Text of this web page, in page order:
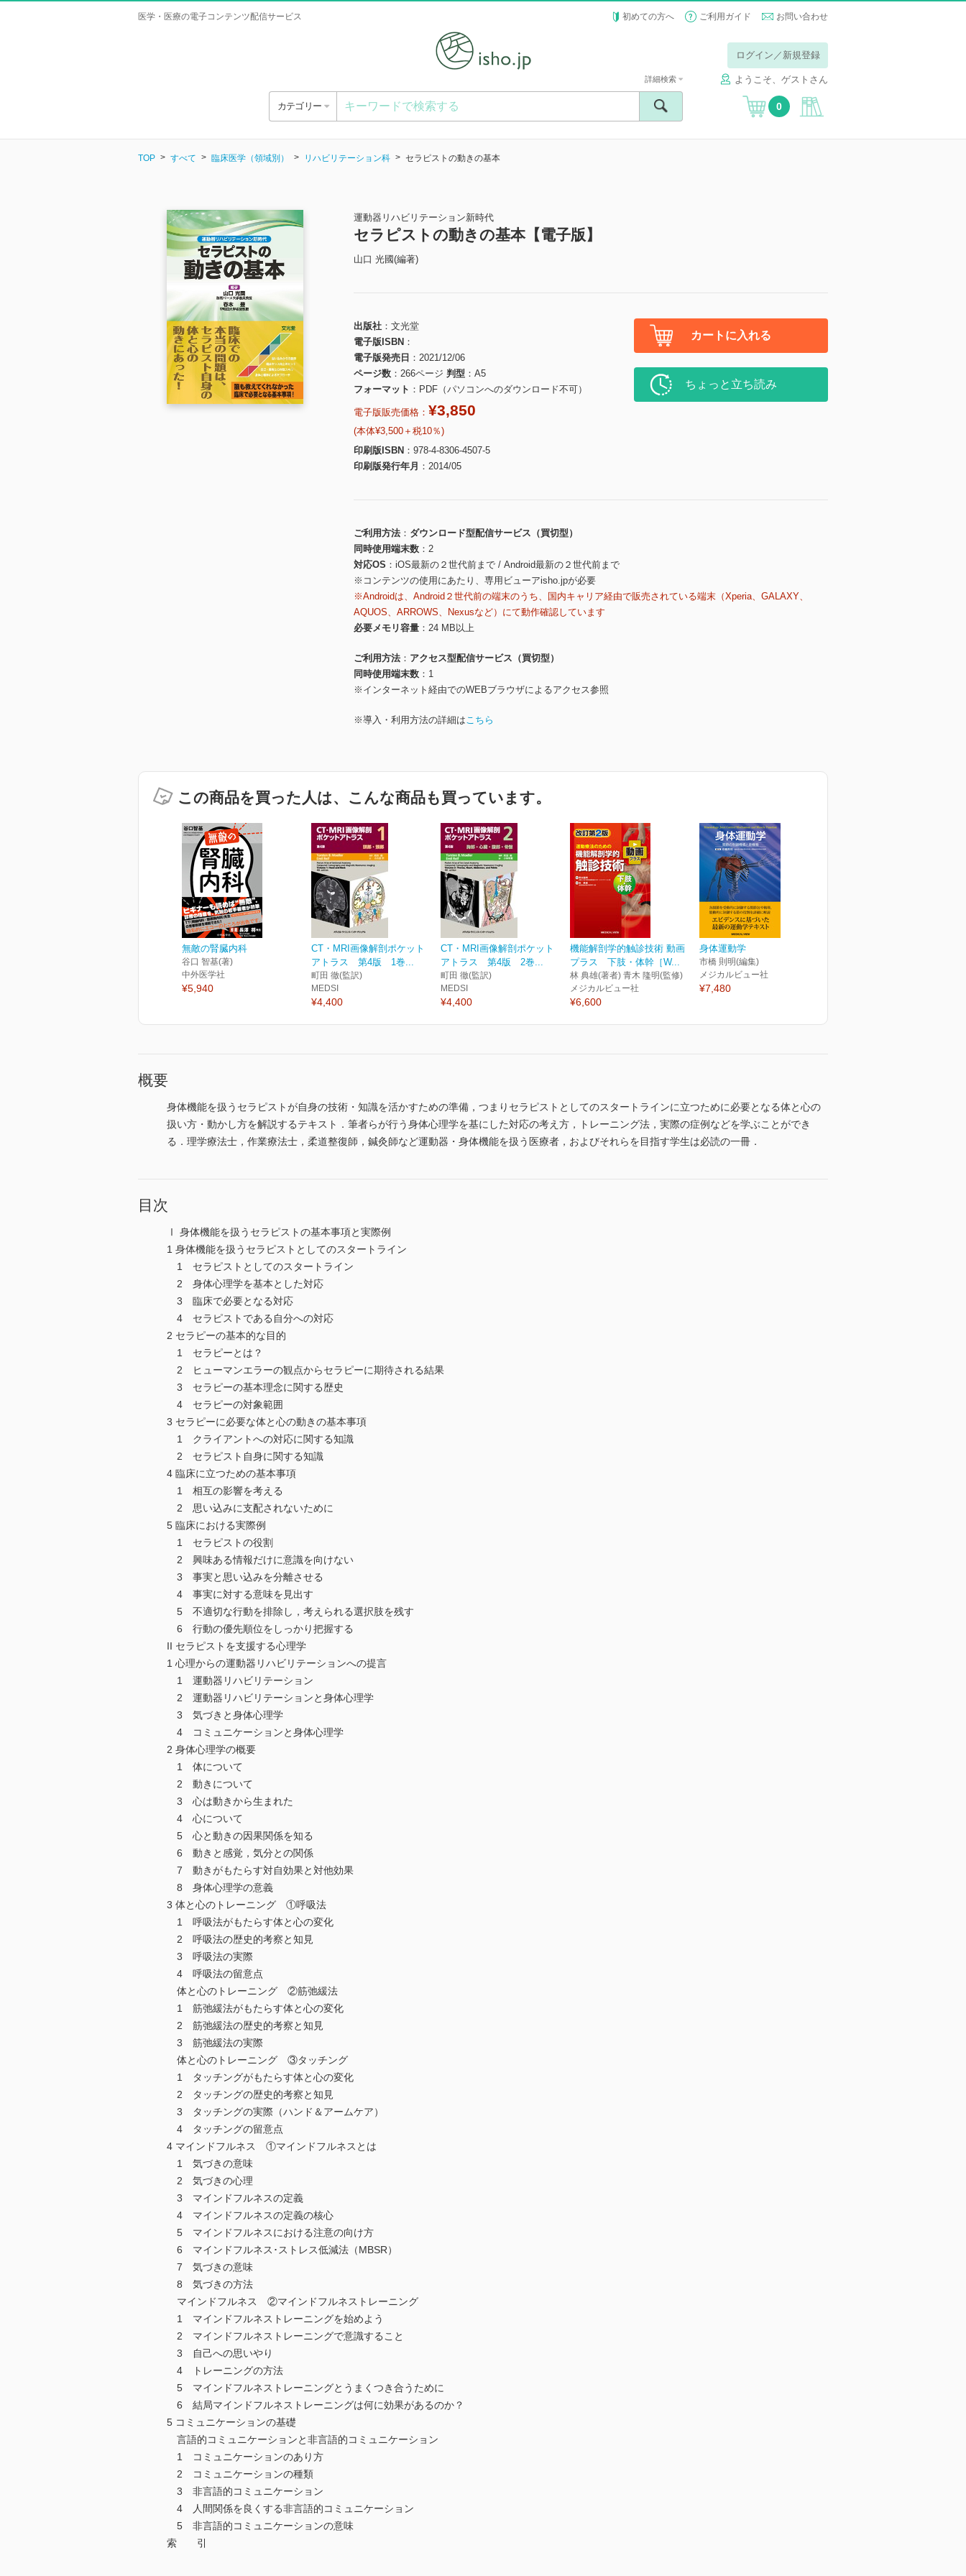
医学・医療の電子コンテンツ配信サービス 初めての方へ ご利用ガイド お問い合わせ
ログイン／新規登録
ようこそ、ゲストさん
カテゴリー
詳細検索
0
TOP すべて 臨床医学（領域別） リハビリテーション科 セラピストの動きの基本
運動器リハビリテーション新時代
セラピストの動きの基本【電子版】
山口 光國(編著)
出版社
文光堂
電子版ISBN
電子版発売日
2021/12/06
ページ数
266ページ 判型
A5
フォーマット
PDF（パソコンへのダウンロード不可）
電子版販売価格： ¥3,850
(本体¥3,500＋税10％)
印刷版ISBN
978-4-8306-4507-5
印刷版発行年月
2014/05
カートに入れる
ちょっと立ち読み
ご利用方法
ダウンロード型配信サービス（買切型）
同時使用端末数
2
対応OS
iOS最新の２世代前まで / Android最新の２世代前まで
※コンテンツの使用にあたり、専用ビューアisho.jpが必要
※Androidは、Android２世代前の端末のうち、国内キャリア経由で販売されている端末（Xperia、GALAXY、
AQUOS、ARROWS、Nexusなど）にて動作確認しています
必要メモリ容量
24 MB以上
ご利用方法
アクセス型配信サービス（買切型）
同時使用端末数
1
※インターネット経由でのWEBブラウザによるアクセス参照
※導入・利用方法の詳細はこちら
この商品を買った人は、こんな商品も買っています。
無敵の腎臓内科
谷口 智基(著)
中外医学社
¥5,940
CT・MRI画像解剖ポケット
アトラス 第4版 1巻...
町田 徹(監訳)
MEDSI
¥4,400
CT・MRI画像解剖ポケット
アトラス 第4版 2巻...
町田 徹(監訳)
MEDSI
¥4,400
機能解剖学的触診技術 動画
プラス 下肢・体幹［W...
林 典雄(著者) 青木 隆明(監修)
メジカルビュー社
¥6,600
身体運動学
市橋 則明(編集)
メジカルビュー社
¥7,480
概要
身体機能を扱うセラピストが自身の技術・知識を活かすための準備，つまりセラピストとしてのスタートラインに立つために必要となる体と心の
扱い方・動かし方を解説するテキスト．筆者らが行う身体心理学を基にした対応の考え方，トレーニング法，実際の症例などを学ぶことができ
る．理学療法士，作業療法士，柔道整復師，鍼灸師など運動器・身体機能を扱う医療者，およびそれらを目指す学生は必読の一冊．
目次
Ⅰ 身体機能を扱うセラピストの基本事項と実際例
1 身体機能を扱うセラピストとしてのスタートライン
1 セラピストとしてのスタートライン
2 身体心理学を基本とした対応
3 臨床で必要となる対応
4 セラピストである自分への対応
2 セラピーの基本的な目的
1 セラピーとは？
2 ヒューマンエラーの観点からセラピーに期待される結果
3 セラピーの基本理念に関する歴史
4 セラピーの対象範囲
3 セラピーに必要な体と心の動きの基本事項
1 クライアントへの対応に関する知識
2 セラピスト自身に関する知識
4 臨床に立つための基本事項
1 相互の影響を考える
2 思い込みに支配されないために
5 臨床における実際例
1 セラピストの役割
2 興味ある情報だけに意識を向けない
3 事実と思い込みを分離させる
4 事実に対する意味を見出す
5 不適切な行動を排除し，考えられる選択肢を残す
6 行動の優先順位をしっかり把握する
II セラピストを支援する心理学
1 心理からの運動器リハビリテーションへの提言
1 運動器リハビリテーション
2 運動器リハビリテーションと身体心理学
3 気づきと身体心理学
4 コミュニケーションと身体心理学
2 身体心理学の概要
1 体について
2 動きについて
3 心は動きから生まれた
4 心について
5 心と動きの因果関係を知る
6 動きと感覚，気分との関係
7 動きがもたらす対自効果と対他効果
8 身体心理学の意義
3 体と心のトレーニング ①呼吸法
1 呼吸法がもたらす体と心の変化
2 呼吸法の歴史的考察と知見
3 呼吸法の実際
4 呼吸法の留意点
体と心のトレーニング ②筋弛緩法
1 筋弛緩法がもたらす体と心の変化
2 筋弛緩法の歴史的考察と知見
3 筋弛緩法の実際
体と心のトレーニング ③タッチング
1 タッチングがもたらす体と心の変化
2 タッチングの歴史的考察と知見
3 タッチングの実際（ハンド＆アームケア）
4 タッチングの留意点
4 マインドフルネス ①マインドフルネスとは
1 気づきの意味
2 気づきの心理
3 マインドフルネスの定義
4 マインドフルネスの定義の核心
5 マインドフルネスにおける注意の向け方
6 マインドフルネス･ストレス低減法（MBSR）
7 気づきの意味
8 気づきの方法
マインドフルネス ②マインドフルネストレーニング
1 マインドフルネストレーニングを始めよう
2 マインドフルネストレーニングで意識すること
3 自己への思いやり
4 トレーニングの方法
5 マインドフルネストレーニングとうまくつき合うために
6 結局マインドフルネストレーニングは何に効果があるのか？
5 コミュニケーションの基礎
言語的コミュニケーションと非言語的コミュニケーション
1 コミュニケーションのあり方
2 コミュニケーションの種類
3 非言語的コミュニケーション
4 人間関係を良くする非言語的コミュニケーション
5 非言語的コミュニケーションの意味
索 引